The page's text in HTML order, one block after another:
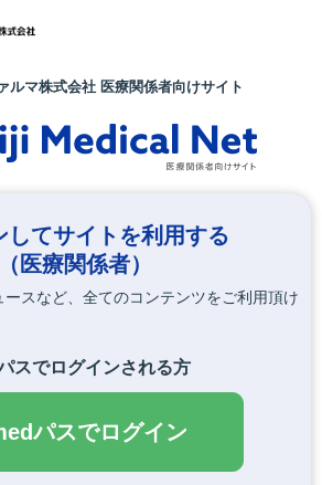
ルマ株式会社 医療関係者向けサイト
してサイトを利用する
（医療関係者）
スなど、全てのコンテンツをご利用頂け
スでログインされる方
パスでログイン